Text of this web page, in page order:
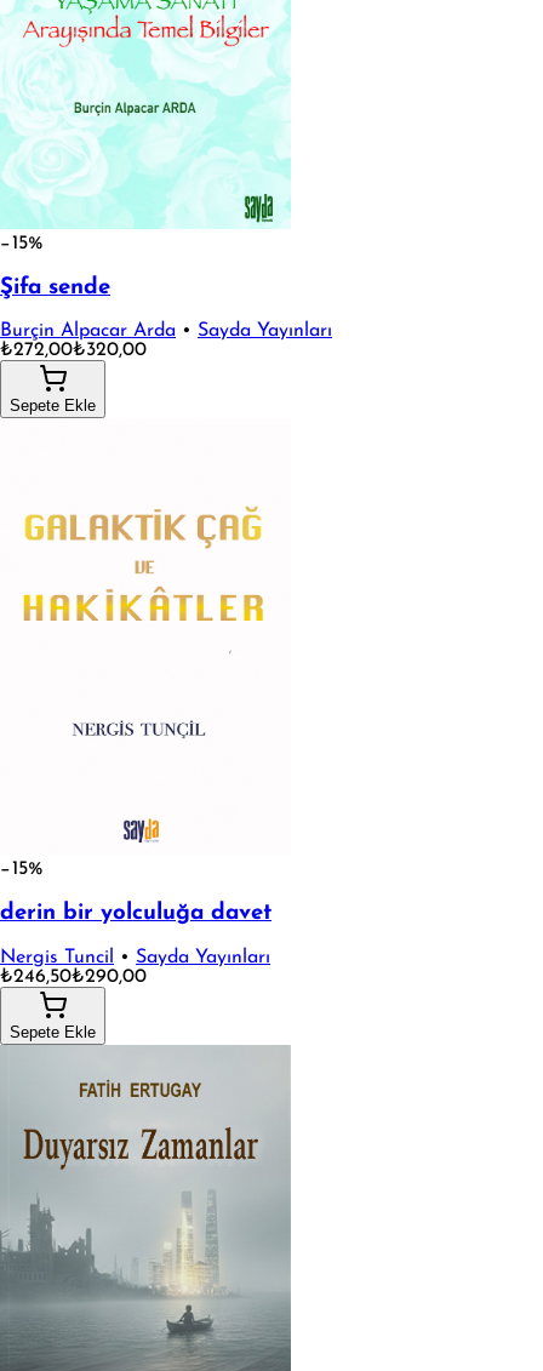
−15%
Şifa sende
Burçin Alpacar Arda • Sayda Yayınları
₺272,00₺320,00
Sepete Ekle
−15%
derin bir yolculuğa davet
Nergis Tuncil • Sayda Yayınları
₺246,50₺290,00
Sepete Ekle